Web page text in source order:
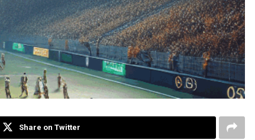
Share on Twitter